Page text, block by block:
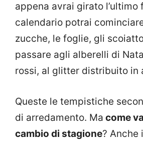
appena avrai girato l’ultimo
calendario potrai
zucche, le foglie, gli
passare agli alberelli di
rossi, al glitter distribuito in
Queste le tempistiche
di arredamento. Ma come
cambio di stagione? Anche